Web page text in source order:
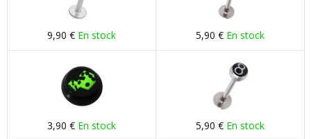
9,90 € En stock 5,90 € En stock
3,90 € En stock 5,90 € En stock